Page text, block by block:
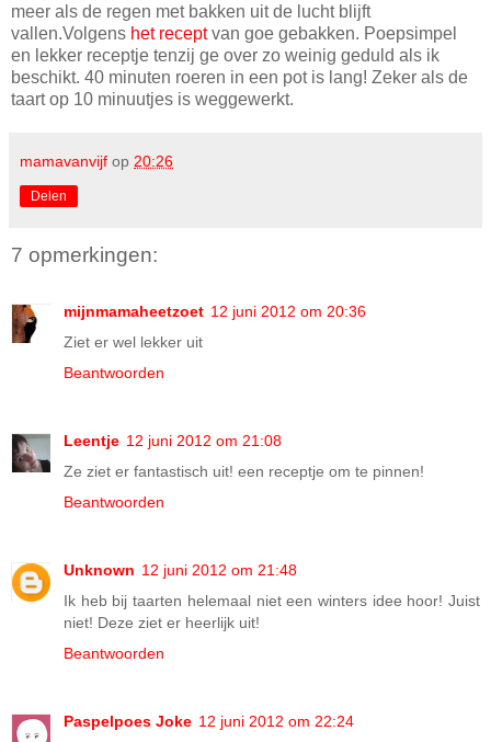
meer als de regen met bakken uit de lucht blijft
vallen.Volgens het receptvan goe gebakken. Poepsimpel
en lekker receptje tenzij ge over zo weinig geduld als ik
beschikt. 40 minuten roeren in een pot is lang! Zeker als de
taart op 10 minuutjes is weggewerkt.
mamavanvijf op 20:26
Delen
7 opmerkingen:
mijnmamaheetzoet 12 juni 2012 om 20:36
Ziet er wel lekker uit
Beantwoorden
Leentje 12 juni 2012 om 21:08
Ze ziet er fantastisch uit! een receptje om te pinnen!
Beantwoorden
Unknown 12 juni 2012 om 21:48
Ik heb bij taarten helemaal niet een winters idee hoor! Juist
niet! Deze ziet er heerlijk uit!
Beantwoorden
Paspelpoes Joke 12 juni 2012 om 22:24